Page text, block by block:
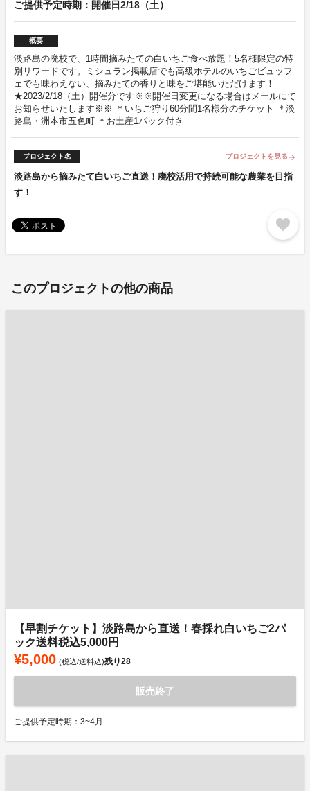
ご提供予定時期：開催日2/18（土）
概要
淡路島の廃校で、1時間摘みたての白いちご食べ放題！5名様限定の特
別リワードです。ミシュラン掲載店でも高級ホテルのいちごビュッフ
ェでも味わえない、摘みたての香りと味をご堪能いただけます！
★2023/2/18（土）開催分です※※開催日変更になる場合はメールにて
お知らせいたします※※ ＊いちご狩り60分間1名様分のチケット ＊淡
路島・洲本市五色町 ＊お土産1パック付き
プロジェクト名 プロジェクトを見る arrow_forward
淡路島から摘みたて白いちご直送！廃校活用で持続可能な農業を目指
す！
favorite
このプロジェクトの他の商品
【早割チケット】淡路島から直送！春採れ白いちご2パ
ック送料税込5,000円
¥5,000 (税込/送料込)残り28
販売終了
ご提供予定時期：3~4月